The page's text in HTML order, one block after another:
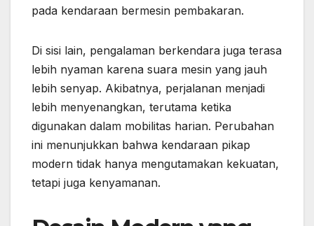
pada kendaraan bermesin pembakaran.
Di sisi lain, pengalaman berkendara juga terasa
lebih nyaman karena suara mesin yang jauh
lebih senyap. Akibatnya, perjalanan menjadi
lebih menyenangkan, terutama ketika
digunakan dalam mobilitas harian. Perubahan
ini menunjukkan bahwa kendaraan pikap
modern tidak hanya mengutamakan kekuatan,
tetapi juga kenyamanan.